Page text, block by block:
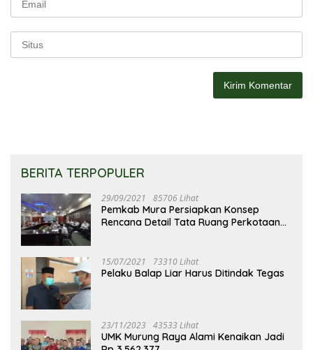
BERITA TERPOPULER
29/09/2021 85706 Lihat
Pemkab Mura Persiapkan Konsep
Rencana Detail Tata Ruang Perkotaan
15/07/2021 73310 Lihat
Pelaku Balap Liar Harus Ditindak Tegas
23/11/2023 43533 Lihat
UMK Murung Raya Alami Kenaikan Jadi